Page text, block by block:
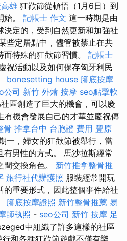
雄 狂歡節從頓悟（1月6日）到
。 記帳士 作文 這一時期是由
決定的，受到自然更新和加強社
些定居點中，儘管被禁止在共
特殊的狂歡節習慣。 記帳士
祝活動以及如何保存匈牙利民
bonesetting house 腳底按摩
公司 新竹 外燴 按摩 seo點擊軟
區創造了巨大的機會，可以慶
有機會發展自己的才華並慶祝傳
骨 推拿台中 台胞證 費用 豐原
一，婦女的狂歡節被舉行，當
有男性的方式。 馬沙拉斯經常
交換角色。 新竹推拿整骨推
旅行社代辦護照 服裝經常開玩
重要形式，因此整個事件給社
腳底按摩證照 新竹整骨推薦 易
師執照 - seo公司 新竹 按摩 足
中組織了許多這樣的社區
和各種狂歡節遊戲​​不僅有樂